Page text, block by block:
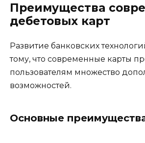
Преимущества
дебетовых карт
Развитие банковских
тому, что современные карты
пользователям множество
возможностей.
Основные